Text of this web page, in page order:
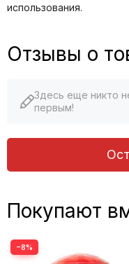
использования.
Отзывы о
Здесь еще никто
первым!
Покупают
−8%